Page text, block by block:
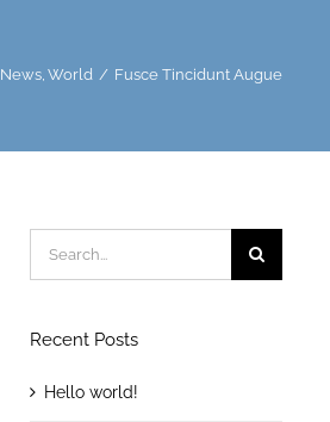
News World Fusce Tincidunt Augue
for:
Recent Posts
Hello world!